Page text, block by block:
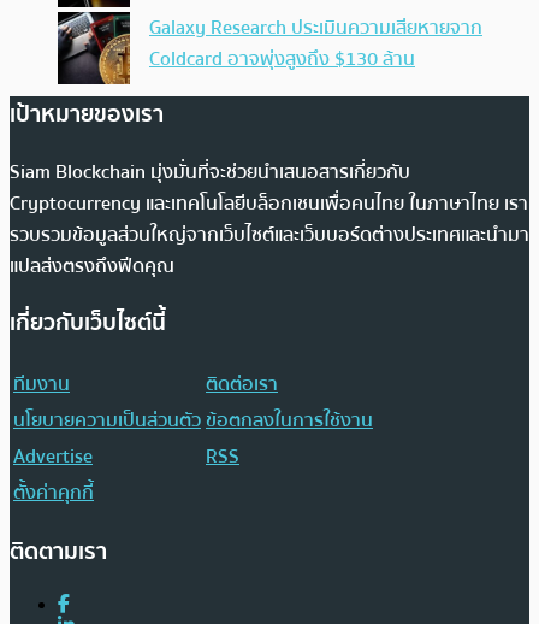
Galaxy Research ประเมินความเสียหายจาก
Coldcard อาจพุ่งสูงถึง $130 ล้าน
เป้าหมายของเรา
Siam Blockchain มุ่งมั่นที่จะช่วยนำเสนอสารเกี่ยวกับ
Cryptocurrency และเทคโนโลยีบล็อกเชนเพื่อคนไทย ในภาษาไทย เรา
รวบรวมข้อมูลส่วนใหญ่จากเว็บไซต์และเว็บบอร์ดต่างประเทศและนำมา
แปลส่งตรงถึงฟีดคุณ
เกี่ยวกับเว็บไซต์นี้
ทีมงาน
ติดต่อเรา
นโยบายความเป็นส่วนตัวข้อตกลงในการใช้งาน
Advertise
RSS
ตั้งค่าคุกกี้
ติดตามเรา